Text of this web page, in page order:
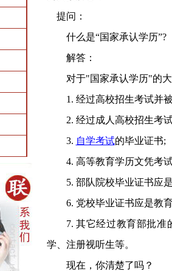
提问：
什么是“国家承认学历”?
解答：
对于"国家承认学历"的大
1. 经过高校招生考试并
2. 经过成人高校招生考
3. 自学考试的毕业证书;
4. 高等教育学历文凭考
5. 部队院校毕业证书应
6. 党校毕业证书应是教
7. 其它经过教育部批
学、注册视听生等。
现在，你清楚了吗？